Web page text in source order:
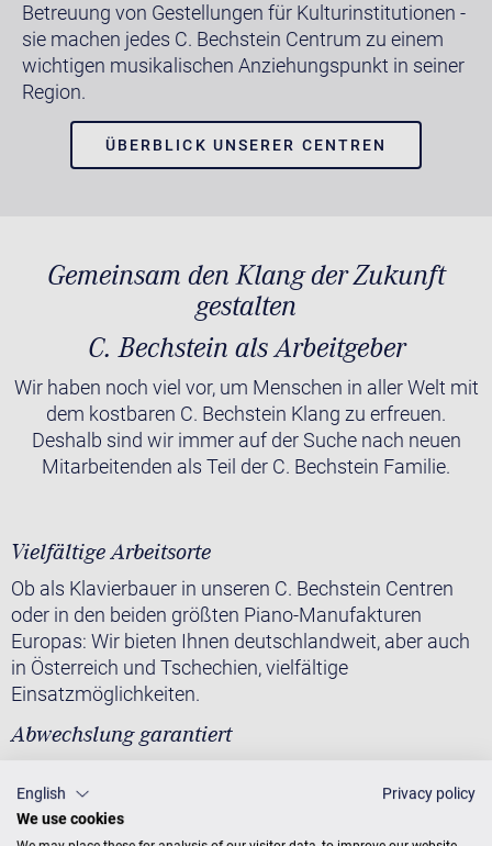
Betreuung von Gestellungen für Kulturinstitutionen -
sie machen jedes C. Bechstein Centrum zu einem
wichtigen musikalischen Anziehungspunkt in seiner
Region.
ÜBERBLICK UNSERER CENTREN
Gemeinsam den Klang der Zukunft
gestalten
C. Bechstein als Arbeitgeber
Wir haben noch viel vor, um Menschen in aller Welt mit
dem kostbaren C. Bechstein Klang zu erfreuen.
Deshalb sind wir immer auf der Suche nach neuen
Mitarbeitenden als Teil der C. Bechstein Familie.
Vielfältige Arbeitsorte
Ob als Klavierbauer in unseren C. Bechstein Centren
oder in den beiden größten Piano-Manufakturen
Europas: Wir bieten Ihnen deutschlandweit, aber auch
in Österreich und Tschechien, vielfältige
Einsatzmöglichkeiten.
Abwechslung garantiert
und natürlich private Kunden: Bei C. Bechstein
kommen Sie mit vielen unterschiedlichen Menschen in
English
Privacy policy
We use cookies